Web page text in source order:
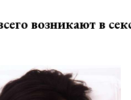
возникают в